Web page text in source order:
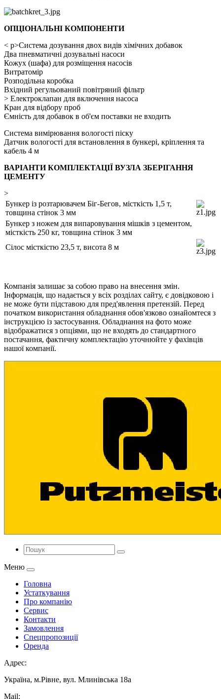
ОПЦІОНАЛЬНІ КОМПОНЕНТИ
< p>Система дозування двох видів хімічних добавок
Два пневматичні дозувальні насоси
Кожух (шафа) для розміщення насосів
Витратомір
Розподільна коробка
Вхідний регульований повітряний фільтр
> Електроклапан для включення насоса
Кран для відбору проб
Ємність для добавок в об'єм поставки не входить
Система вимірювання вологості піску
Датчик вологості для встановлення в бункері, кріплення та
кабель 4 м
ВАРІАНТИ КОМПЛЕКТАЦІЇ ВУЗЛА ЗБЕРІГАННЯ
ЦЕМЕНТУ
>
Бункер із розтарювачем Біг-Бегов, місткість 1,5 т,
товщина стінок 3 мм
Бункер з ножем для випаровування мішків з цементом,
місткість 250 кг, товщина стінок 3 мм
Сілос місткістю 23,5 т, висота 8 м
Компанія залишає за собою право на внесення змін.
Інформація, що надається у всіх розділах сайту, є довідковою і
не може бути підставою для пред'явлення претензій. Перед
початком використання обладнання обов'язково ознайомтеся з
інструкцією із застосування. Обладнання на фото може
відображатися з опціями, що не входять до стандартного
постачання, фактичну комплектацію уточнюйте у фахівців
нашої компанії.
Меню
Головна
Устаткування
Про компанію
Сервис
Контакти
Замовлення
Спецпропозиції
Оренда
Адрес:
Україна, м.Рівне, вул. Млинівська 18а
Mail: